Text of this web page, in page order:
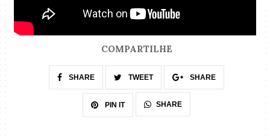
COMPARTILHE
SHARE TWEET SHARE
PIN IT SHARE